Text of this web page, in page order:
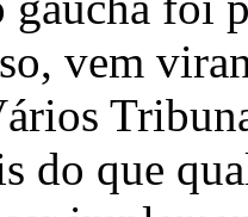
vem
do que